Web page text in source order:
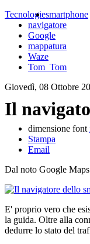
Tecnologiesmartphone
navigatore
Google
mappatura
Waze
Tom_Tom
Giovedì, 08 Ottobre
Il
dimensione font
Stampa
Email
Dal noto Google
E' proprio vero che
la guida. Oltre alla
dedurre lo stato del